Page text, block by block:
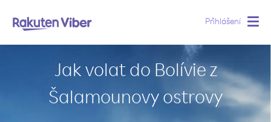
Přihlášení
Jak volat do Bolívie z
Šalamounovy ostrovy